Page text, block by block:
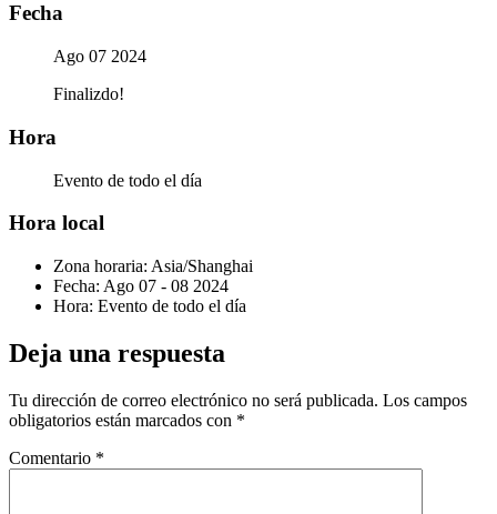
Fecha
Ago 07 2024
Finalizdo!
Hora
Evento de todo el día
Hora local
Zona horaria: Asia/Shanghai
Fecha: Ago 07 - 08 2024
Hora: Evento de todo el día
Deja una respuesta
Tu dirección de correo electrónico no será publicada. Los campos
obligatorios están marcados con *
Comentario *